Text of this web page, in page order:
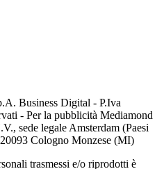
Business Digital - P.Iva
- Per la pubblicità Mediamond
sede legale Amsterdam (Paesi
Cologno Monzese (MI)
trasmessi e/o riprodotti è